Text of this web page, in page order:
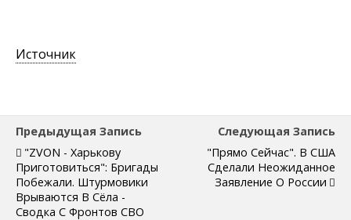
Источник
Предыдущая Запись
"ZVON - Харькову
Приготовиться": Бригады
Побежали. Штурмовики
Врываются В Сёла -
Сводка С Фронтов СВО
Следующая Запись
"Прямо Сейчас". В США
Сделали Неожиданное
Заявление О России